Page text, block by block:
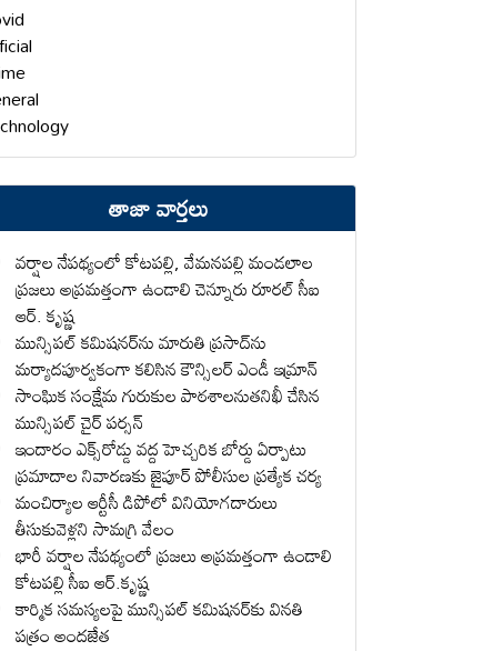
తాజా వార్తలు
వర్షాల నేపథ్యంలో కోటపల్లి, వేమనపల్లి మండలాల
ప్రజలు అప్రమత్తంగా ఉండాలి చెన్నూరు రూరల్ సీఐ
ఆర్. కృష్ణ
మున్సిపల్ కమిషనర్‌ను మారుతి ప్రసాద్‌ను
మర్యాదపూర్వకంగా కలిసిన కౌన్సిలర్ ఎండీ ఇమ్రాన్ ​
సాంఘిక సంక్షేమ గురుకుల పాఠశాలనుతనిఖీ చేసిన
మున్సిపల్ చైర్ పర్సన్
ఇందారం ఎక్స్‌రోడ్డు వద్ద హెచ్చరిక బోర్డు ఏర్పాటు
ప్రమాదాల నివారణకు జైపూర్ పోలీసుల ప్రత్యేక చర్య
మంచిర్యాల ఆర్టీసీ డిపోలో వినియోగదారులు
తీసుకువెళ్లని సామగ్రి వేలం
భారీ వర్షాల నేపథ్యంలో ప్రజలు అప్రమత్తంగా ఉండాలి
కోటపల్లి సీఐ ఆర్.కృష్ణ
కార్మిక సమస్యలపై మున్సిపల్ కమిషనర్‌కు వినతి
పత్రం అందజేత